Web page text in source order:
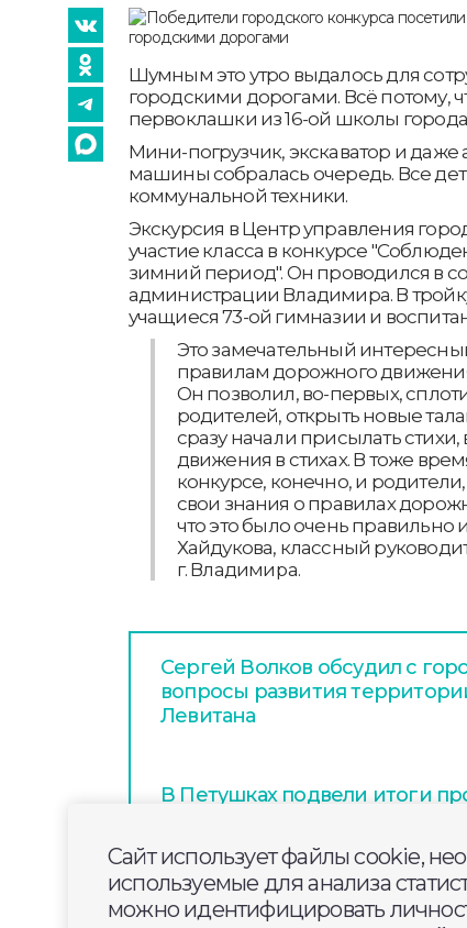
Шумным это утро выдалось для
городскими дорогами. Всё потому,
первоклашки из 16-ой школы
Мини-погрузчик, экскаватор и даже
машины собралась очередь. Все
коммунальной техники.
Экскурсия в Центр управления
участие класса в конкурсе
зимний период". Он проводился в
администрации Владимира. В
учащиеся 73-ой гимназии и
Это замечательный
правилам дорожного
Он позволил, во-первых,
родителей, открыть новые
сразу начали присылать
движения в стихах. В тоже
конкурсе, конечно, и
свои знания о правилах
что это было очень правильно
Хайдукова, классный
г. Владимира.
Сергей Волков обсудил с
вопросы развития
Левитана
В Петушках подвели итоги
Свыше 1,1 млрд рублей
агропромышленного
Сайт использует файлы cookie,
используемые для анализа
можно идентифицировать